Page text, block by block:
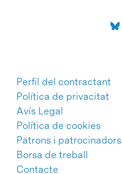
Perfil del contractant
Política de privacitat
Avís Legal
Política de cookies
Patrons i patrocinadors
Borsa de treball
Contacte